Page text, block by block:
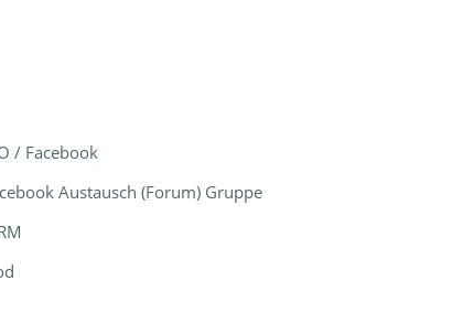
/ Facebook
Austausch (Forum) Gruppe